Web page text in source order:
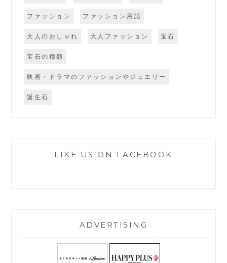
ファッション ファッション用語
大人のおしゃれ 大人ファッション 宝石
宝石の種類
映画・ドラマのファッションやジュエリー
誕生石
LIKE US ON FACEBOOK
ADVERTISING